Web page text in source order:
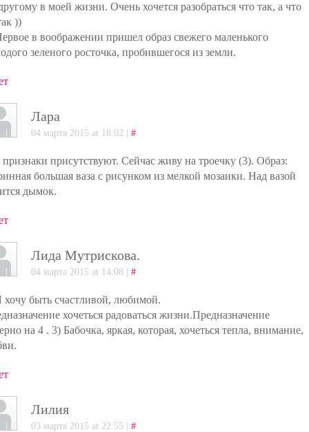
в моей жизни. Очень хочется разобраться что так, а что
))
в воображении пришел образ свежего маленького
зеленого росточка, пробившегося из земли.
Лара
04 марта 2015 at 18:02 | #
признаки присутствуют. Сейчас живу на троечку (3). Образ:
большая ваза с рисунком из мелкой мозаики. Над вазой
дымок.
Лида Мутрискова.
04 марта 2015 at 14:08 | #
хочу быть счастливой, любимой.
хочеться радоваться жизни.Предназначение
на 4 . 3) Бабочка, яркая, которая, хочеться тепла, внимание,
Лилия
03 марта 2015 at 22:55 | #